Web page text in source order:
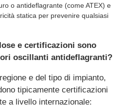
o antideflagrante (come ATEX) e
statica per prevenire qualsiasi
e certificazioni sono
oscillanti antideflagranti?
e del tipo di impianto,
tipicamente certificazioni
a livello internazionale: